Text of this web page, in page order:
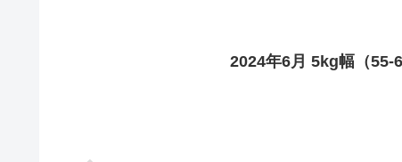
2024年6月 5kg幅（55-